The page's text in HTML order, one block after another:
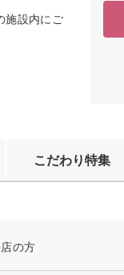
施設内にご
こだわり特集
の方